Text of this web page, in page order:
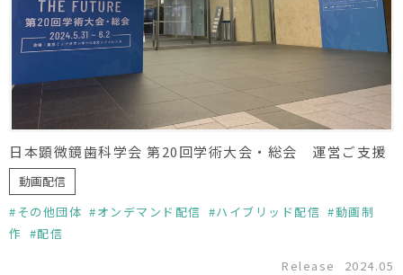
日本顕微鏡歯科学会 第20回学術大会・総会 運営ご支援
動画配信
その他団体
オンデマンド配信 ハイブリッド配信
動画制
作
配信
Release
2024.05